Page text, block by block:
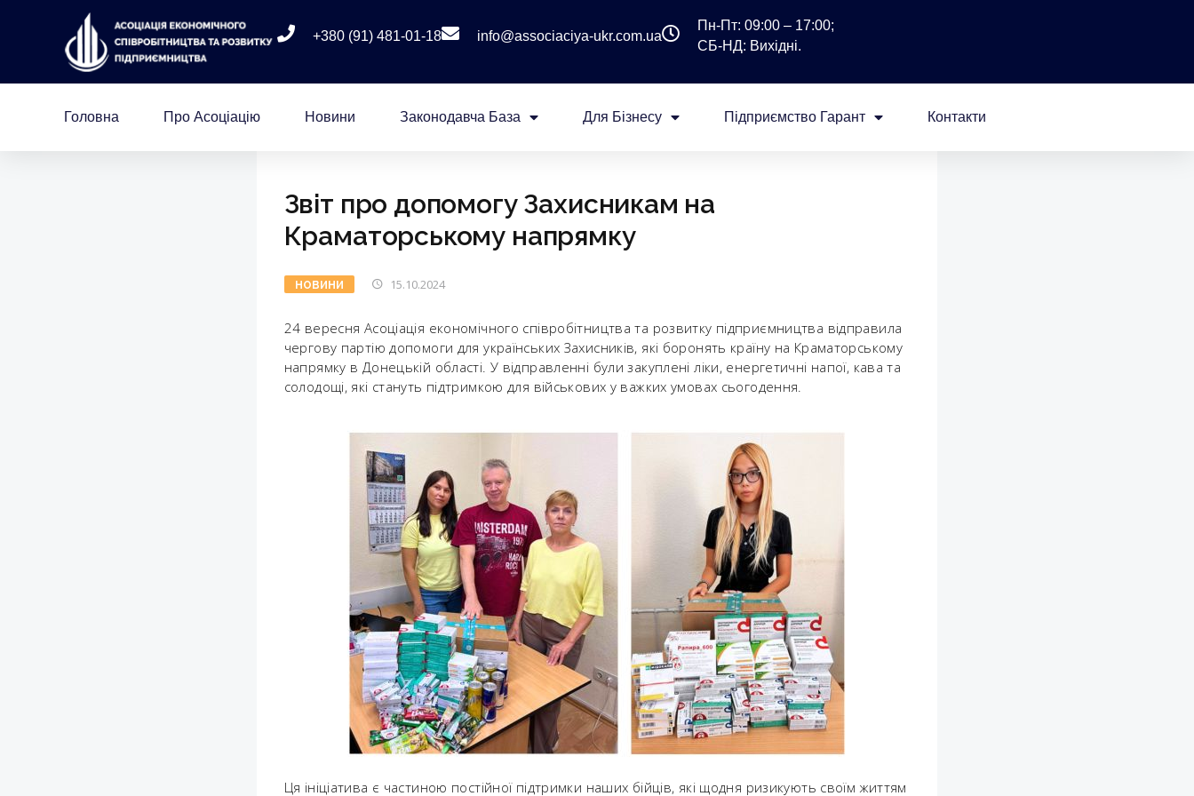
+380 (91) 481-01-18 info@associaciya-ukr.com.ua
Пн-Пт: 09:00 – 17:00;
СБ-НД: Вихідні.
Головна Про Асоціацію Новини Законодавча База Для Бізнесу Підприємство Гарант Контакти
Звіт про допомогу Захисникам на
Краматорському напрямку
НОВИНИ 15.10.2024
24 вересня Асоціація економічного співробітництва та розвитку підприємництва відправила
чергову партію допомоги для українських Захисників, які боронять країну на Краматорському
напрямку в Донецькій області. У відправленні були закуплені ліки, енергетичні напої, кава та
солодощі, які стануть підтримкою для військових у важких умовах сьогодення.
Ця ініціатива є частиною постійної підтримки наших бійців, які щодня ризикують своїм життям